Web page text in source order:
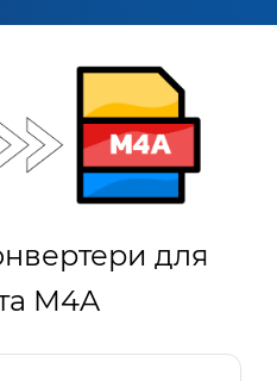
для
M4A